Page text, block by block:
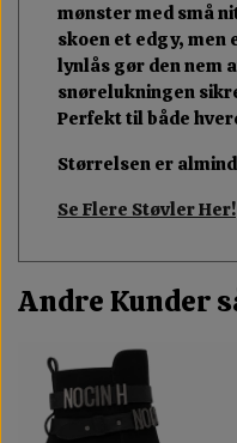
mønster med små
skoen et edgy, men
lynlås gør den nem
snørelukningen
Perfekt til både
Størrelsen er
Se Flere Støvler Her!
Andre Kunder